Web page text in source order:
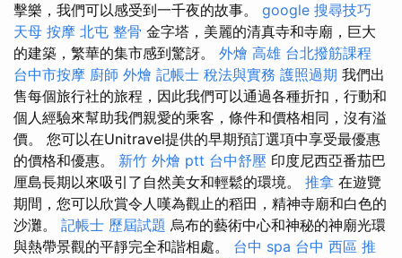
擊樂，我們可以感受到一千夜的故事。 google 搜尋技巧
天母 按摩 北屯 整骨 金字塔，美麗的清真寺和寺廟，巨大
的建築，繁華的集市感到驚訝。 外燴 高雄 台北撥筋課程
台中市按摩 廚師 外燴 記帳士 稅法與實務 護照過期 我們出
售每個旅行社的旅程，因此我們可以通過各種折扣，行動和
個人經驗來幫助我們親愛的乘客，條件和價格相同，沒有溢
價。 您可以在Unitravel提供的早期預訂選項中享受最優惠
的價格和優惠。 新竹 外燴 ptt 台中舒壓 印度尼西亞番茄巴
厘島長期以來吸引了自然美女和輕鬆的環境。 推拿 在遊覽
期間，您可以欣賞令人嘆為觀止的稻田，精神寺廟和白色的
沙灘。 記帳士 歷屆試題 烏布的藝術中心和神秘的神廟光環
與熱帶景觀的平靜完全和諧相處。 台中 spa 台中 西區 推